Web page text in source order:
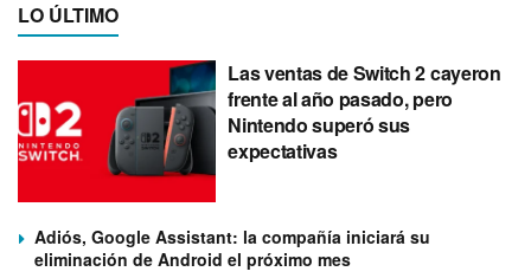
LO ÚLTIMO
Las ventas de Switch 2 cayeron
frente al año pasado, pero
Nintendo superó sus
expectativas
Adiós, Google Assistant: la compañía iniciará su
eliminación de Android el próximo mes